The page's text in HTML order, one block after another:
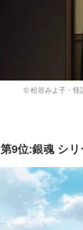
© 松谷みよ子・怪
第9位:銀魂 シ